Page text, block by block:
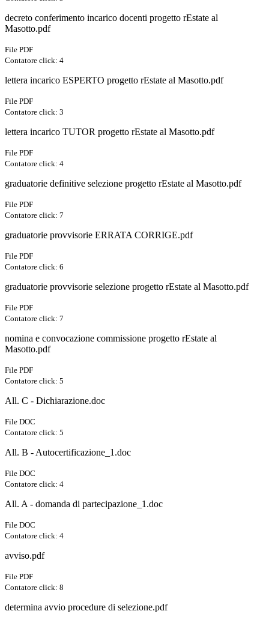
decreto conferimento incarico docenti progetto rEstate al
Masotto.pdf
File PDF
Contatore click: 4
lettera incarico ESPERTO progetto rEstate al Masotto.pdf
File PDF
Contatore click: 3
lettera incarico TUTOR progetto rEstate al Masotto.pdf
File PDF
Contatore click: 4
graduatorie definitive selezione progetto rEstate al Masotto.pdf
File PDF
Contatore click: 7
graduatorie provvisorie ERRATA CORRIGE.pdf
File PDF
Contatore click: 6
graduatorie provvisorie selezione progetto rEstate al Masotto.pdf
File PDF
Contatore click: 7
nomina e convocazione commissione progetto rEstate al
Masotto.pdf
File PDF
Contatore click: 5
All. C - Dichiarazione.doc
File DOC
Contatore click: 5
All. B - Autocertificazione_1.doc
File DOC
Contatore click: 4
All. A - domanda di partecipazione_1.doc
File DOC
Contatore click: 4
avviso.pdf
File PDF
Contatore click: 8
determina avvio procedure di selezione.pdf